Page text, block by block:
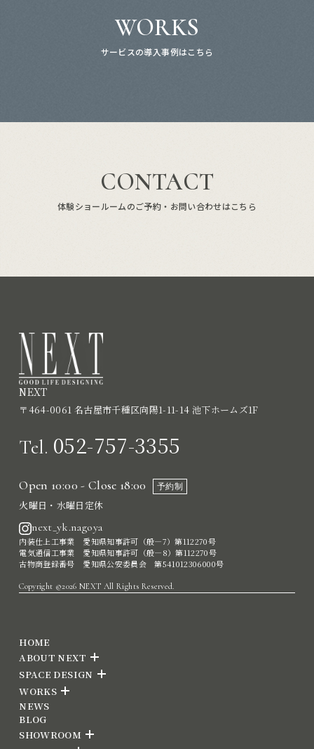
WORKS
サービスの導入事例はこちら
CONTACT
体験ショールームのご予約・お問い合わせはこちら
NEXT
〒464-0061 名古屋市千種区向陽1-11-14 池下ホームズ1F
Tel. 052-757-3355
Open 10:00 - Close 18:00 予約制
火曜日・水曜日定休
next_yk.nagoya
内装仕上工事業 愛知県知事許可（般―7）第112270号
電気通信工事業 愛知県知事許可（般―8）第112270号
古物商登録番号 愛知県公安委員会 第541012306000号
Copyright ©2026 NEXT All Rights Reserved.
HOME
ABOUT NEXT
SPACE DESIGN
WORKS
NEWS
BLOG
SHOWROOM